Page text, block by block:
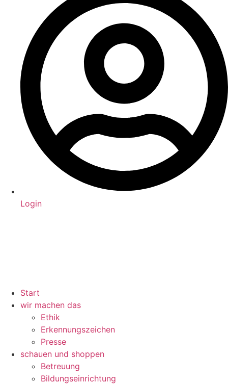
Login
Start
wir machen das
Ethik
Erkennungszeichen
Presse
schauen und shoppen
Betreuung
Bildungseinrichtung